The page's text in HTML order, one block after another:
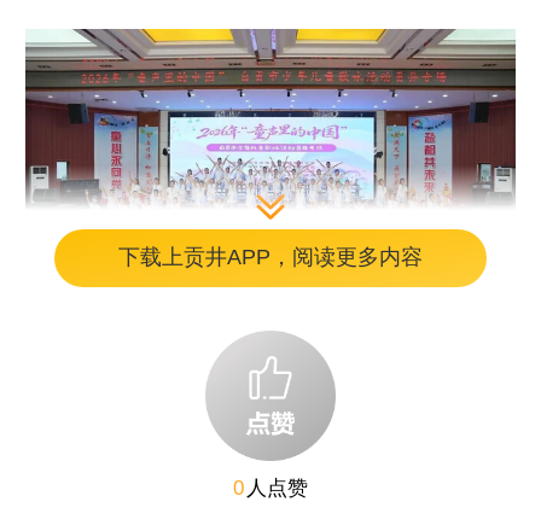
展演中，育才学校的孩子们率先登场，带来合
下载上贡井APP，阅读更多内容
0 人点赞